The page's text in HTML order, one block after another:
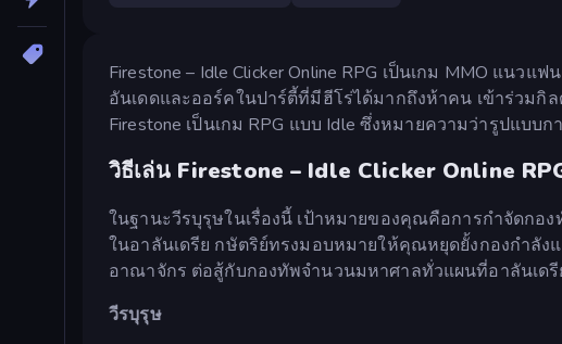
Firestone – Idle Clicker Online RPG เป็นเกม MMO แนว
อันเดดและออร์คในปาร์ตี้ที่มีฮีโร่ได้มากถึงห้าคน เข้าร่วม
Firestone เป็นเกม RPG แบบ Idle ซึ่งหมายความว่ารูปแบบ
วิธีเล่น Firestone – Idle Clicker Online
ในฐานะวีรบุรุษในเรื่องนี้ เป้าหมายของคุณคือการกำจัดกอ
ในอาลันเดรีย กษัตริย์ทรงมอบหมายให้คุณหยุดยั้งกองกำลั
อาณาจักร ต่อสู้กับกองทัพจำนวนมหาศาลทั่วแผนที่อาลันเด
วีรบุรุษ